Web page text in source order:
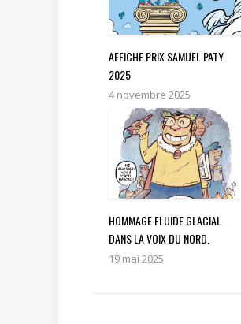
AFFICHE PRIX SAMUEL PATY
2025
4 novembre 2025
HOMMAGE FLUIDE GLACIAL
DANS LA VOIX DU NORD.
19 mai 2025